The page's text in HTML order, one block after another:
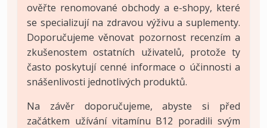
ověřte renomované obchody a e-shopy, které
se specializují na zdravou výživu a suplementy.
Doporučujeme věnovat pozornost recenzím a
zkušenostem ostatních uživatelů, protože ty
často poskytují cenné informace o účinnosti a
snášenlivosti jednotlivých produktů.
Na závěr doporučujeme, abyste si před
začátkem užívání vitamínu B12 poradili svým